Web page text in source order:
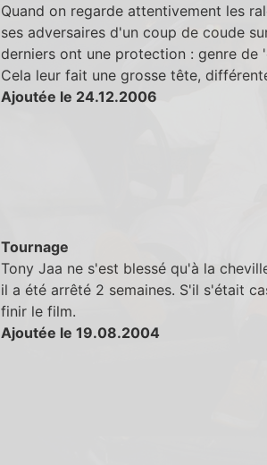
Quand on regarde attentivement les
ses adversaires d'un coup de coude
derniers ont une protection : genre de
Cela leur fait une grosse tête,
Ajoutée le 24.12.2006
Tournage
Tony Jaa ne s'est blessé qu'à la
il a été arrêté 2 semaines. S'il s'était
finir le film.
Ajoutée le 19.08.2004